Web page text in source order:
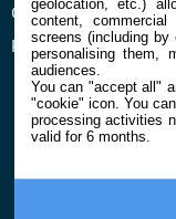
Confidentialité et
Préférences cookies
geolocation, etc.)
content,
screens (including by
personalising them,
audiences.
You can "accept all"
"cookie" icon. You
processing activities
valid for 6 months.